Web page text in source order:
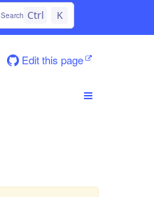
Search Ctrl K
Edit this page